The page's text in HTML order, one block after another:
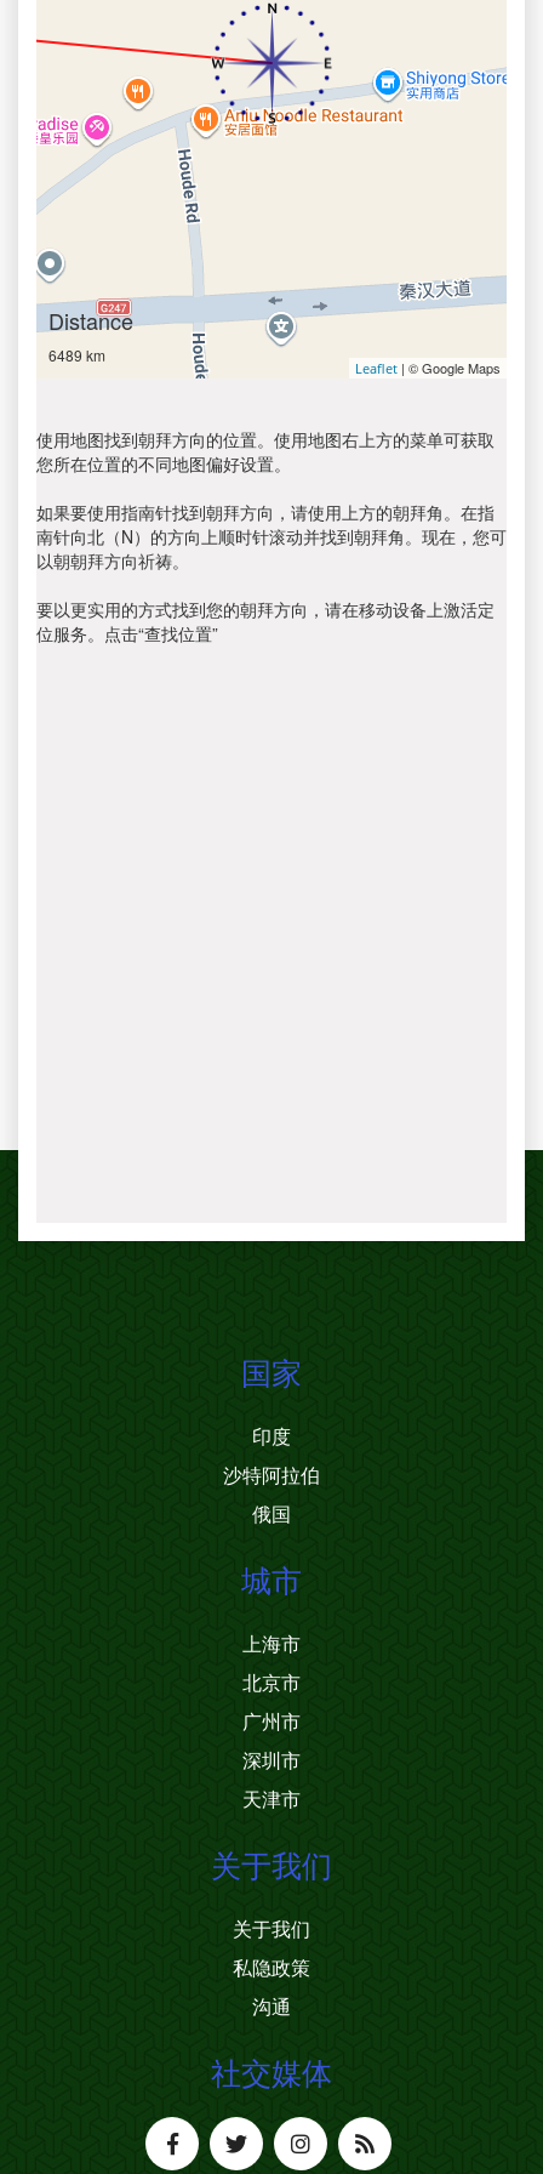
Distance
6489 km
Leaflet | © Google Maps
使用地图找到朝拜方向的位置。使用地图右上方的菜单可获取
您所在位置的不同地图偏好设置。
如果要使用指南针找到朝拜方向，请使用上方的朝拜角。在指
南针向北（N）的方向上顺时针滚动并找到朝拜角。现在，您可
以朝朝拜方向祈祷。
要以更实用的方式找到您的朝拜方向，请在移动设备上激活定
位服务。点击“查找位置”
国家
印度
沙特阿拉伯
俄国
城市
上海市
北京市
广州市
深圳市
天津市
关于我们
关于我们
私隐政策
沟通
社交媒体